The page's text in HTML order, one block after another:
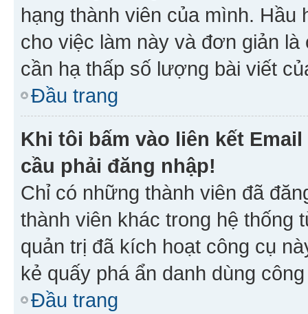
hạng thành viên của mình. Hầu
cho việc làm này và đơn giản
cần hạ thấp số lượng bài viết
Đầu trang
Khi tôi bấm vào liên kết
cầu phải đăng nhập!
Chỉ có những thành viên đã
thành viên khác trong hệ thống
quản trị đã kích hoạt công cụ
kẻ quấy phá ẩn danh dùng
Đầu trang